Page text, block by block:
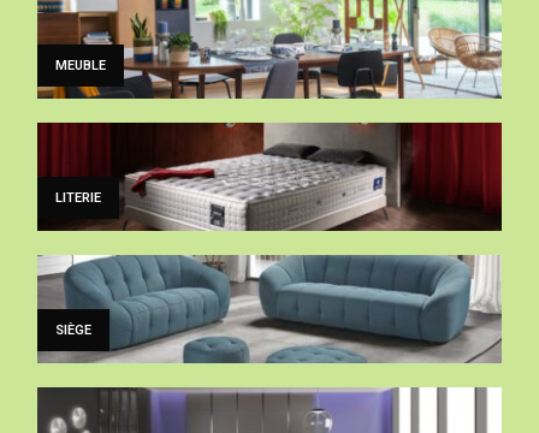
MEUBLE
LITERIE
SIÈGE